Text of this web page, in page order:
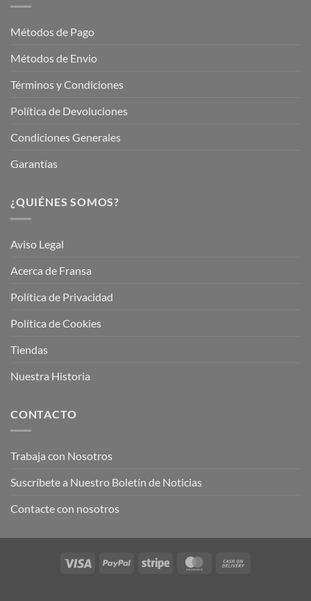
Métodos de Pago
Métodos de Envio
Términos y Condiciones
Política de Devoluciones
Condiciones Generales
Garantías
¿QUIÉNES SOMOS?
Aviso Legal
Acerca de Fransa
Política de Privacidad
Política de Cookies
Tiendas
Nuestra Historia
CONTACTO
Trabaja con Nosotros
Suscríbete a Nuestro Boletín de Noticias
Contacte con nosotros
Visa PayPal Stripe MasterCard